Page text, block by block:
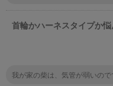
を頼んで赤ちゃんを預けて犬
をペットに充てるとか。
首輪かハーネスタイプか悩
我が家の柴は、気管が弱いの